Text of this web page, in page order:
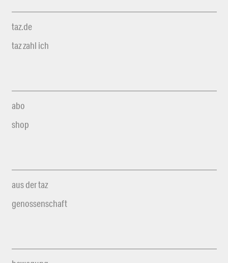
taz.de
taz zahl ich
abo
shop
aus der taz
genossenschaft